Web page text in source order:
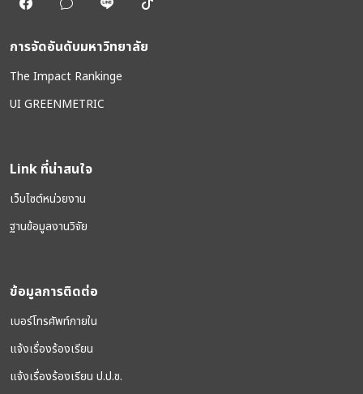
การจัดอันดับมหาวิทยาลัย
The Impact Rankinge
UI GREENMETRIC
Link ที่น่าสนใจ
เว็บไซต์หน่วยงาน
ฐานข้อมูลงานวิจัย
ข้อมูลการติดต่อ
เบอร์โทรศัพท์ภายใน
แจ้งเรื่องร้องเรียน
แจ้งเรื่องร้องเรียน ป.ป.ช.